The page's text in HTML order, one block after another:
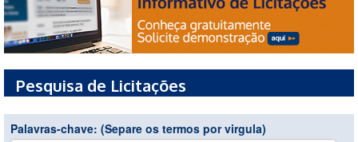
Pesquisa de Licitações
Palavras-chave: (Separe os termos por virgula)